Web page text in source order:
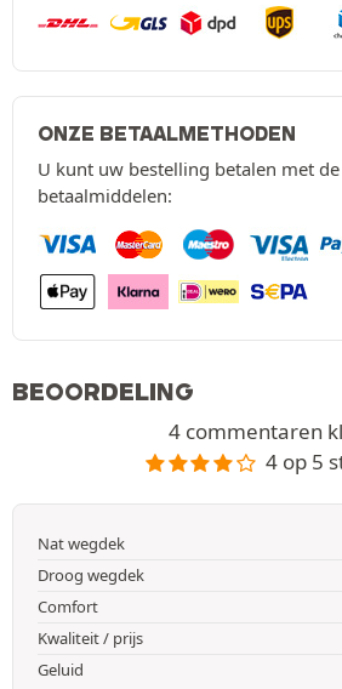
ONZE BETAALMETHODEN
U kunt uw bestelling betalen met
betaalmiddelen:
BEOORDELING
4 commentaren
4 op 5
Nat wegdek
Droog wegdek
Comfort
Kwaliteit / prijs
Geluid